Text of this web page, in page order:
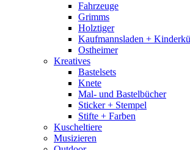
Fahrzeuge
Grimms
Holztiger
Kaufmannsladen +
Ostheimer
Kreatives
Bastelsets
Knete
Mal- und Bastelbücher
Sticker + Stempel
Stifte + Farben
Kuscheltiere
Musizieren